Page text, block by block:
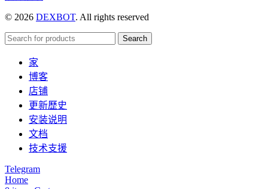
品
有
变
体。
可
在
产
品
© 2026 DEXBOT. All rights reserved
Search
家
博客
店铺
更新歷史
安装说明
文档
技术支援
Telegram
Home